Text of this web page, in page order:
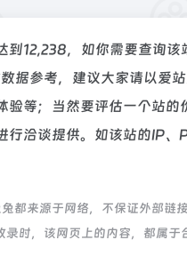
到12,238，如你需要查询
据参考，建议大家请以爱
验等；当然要评估一个站
行洽谈提供。如该站的IP、
都来源于网络，不保证外部链
时，该网页上的内容，都属